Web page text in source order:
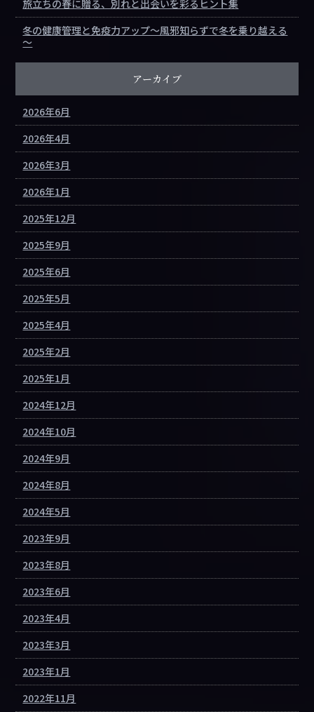
旅立ちの春に贈る、別れと出会いを彩るヒント集
冬の健康管理と免疫力アップ～風邪知らずで冬を乗り越える
～
アーカイブ
2026年6月
2026年4月
2026年3月
2026年1月
2025年12月
2025年9月
2025年6月
2025年5月
2025年4月
2025年2月
2025年1月
2024年12月
2024年10月
2024年9月
2024年8月
2024年5月
2023年9月
2023年8月
2023年6月
2023年4月
2023年3月
2023年1月
2022年11月